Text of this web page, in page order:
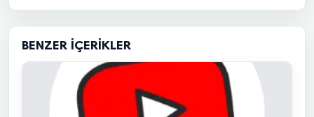
BENZER İÇERIKLER